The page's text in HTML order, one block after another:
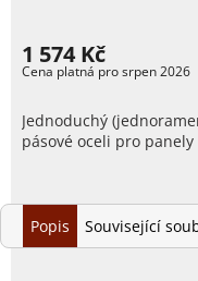
1 574 Kč
Jednoduchý
pásové oceli pro panely
Popis Související